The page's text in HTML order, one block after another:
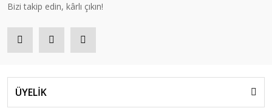
Bizi takip edin, kârlı çıkın!
ÜYELİK